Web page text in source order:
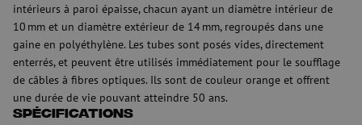
intérieurs à paroi épaisse, chacun ayant un diamètre intérieur de
10 mm et un diamètre extérieur de 14 mm, regroupés dans une
gaine en polyéthylène. Les tubes sont posés vides, directement
enterrés, et peuvent être utilisés immédiatement pour le soufflage
de câbles à fibres optiques. Ils sont de couleur orange et offrent
une durée de vie pouvant atteindre 50 ans.
Spécifications